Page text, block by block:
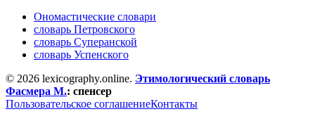
Ономастические словари
словарь Петровского
словарь Суперанской
словарь Успенского
© 2026 lexicography.online. Этимологический словарь
Фасмера М.: спенсер
Пользовательское соглашениеКонтакты